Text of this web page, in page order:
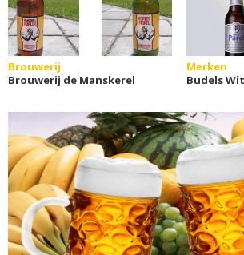
Brouwerij
Brouwerij de Manskerel
Merken
Budels